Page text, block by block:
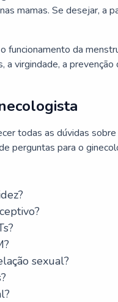
mamas. Se desejar, a
funcionamento da
virgindade, a prevenção
todas as dúvidas sobre
perguntas para o
sexual?